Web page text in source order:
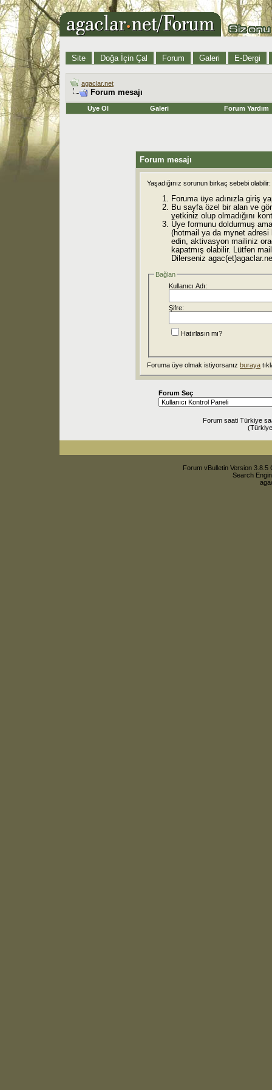
Site Doğa İçin Çal Forum Galeri E-Dergi
agaclar.net
Forum mesajı
Üye Ol Galeri Forum Yardım
Forum mesajı
Yaşadığınız sorunun birkaç sebebi olabilir:
Foruma üye adınızla giriş
Bu sayfa özel bir alan ve
yetkiniz olup olmadığını
Üye formunu doldurmuş
(hotmail ya da mynet adresi
edin, aktivasyon mailiniz
kapatmış olabilir. Lütfen
Dilerseniz
Bağlan
Kullanıcı Adı:
Şifre:
Hatırlasın mı?
Foruma üye olmak istiyorsanız buraya
Forum Seç
Forum saati Türkiye
Forum vBulletin Version
Search